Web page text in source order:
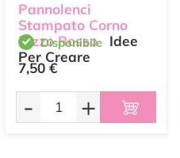
Pannolenci
Stampato Corno
Pizzo Rosso
Idee
Per Creare
Disponibile
7,50 €
- +